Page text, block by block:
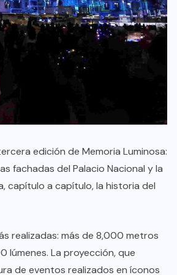
edición de Memoria Luminosa:
fachadas del Palacio Nacional y la
capítulo a capítulo, la historia del
realizadas: más de 8,000 metros
La proyección, que
de eventos realizados en íconos